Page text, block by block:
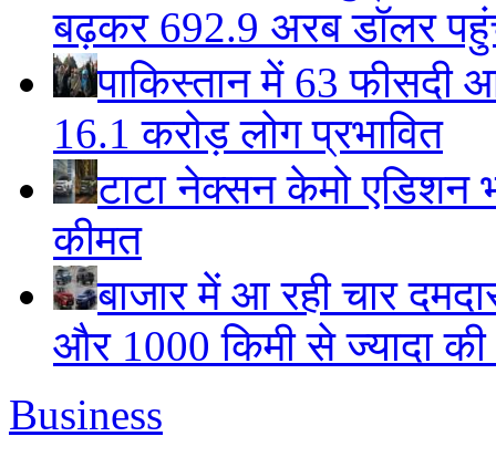
बढ़कर 692.9 अरब डॉलर
पाकिस्तान में 63 फीसदी
16.1 करोड़ लोग प्रभावित
टाटा नेक्सन केमो एडिशन
कीमत
बाजार में आ रही चार
और 1000 किमी से ज्यादा की
Business